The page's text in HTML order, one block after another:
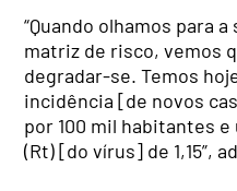
“Quando olhamos para
matriz de risco, vemos
degradar-se. Temos
incidência [de novos
por 100 mil habitantes
(Rt) [do vírus] de 1,15”,